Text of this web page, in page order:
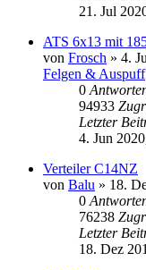
21. Jul
ATS 6x13 mit
von Frosch » 4.
Felgen & Auspuff
0
94933
Letzter
4. Jun
Verteiler C14NZ
von Balu » 18.
0
76238
Letzter
18. Dez